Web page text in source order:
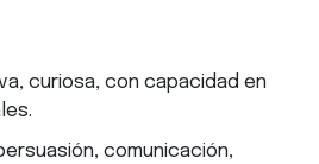
curiosa, con capacidad en
comunicación,